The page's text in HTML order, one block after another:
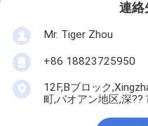
連絡
Mr. Tiger Zhou
+86 18823725950
12F,Bブロック
町,バオアン地区,深??